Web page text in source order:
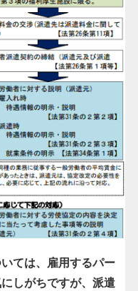
ては、雇用するパー
しがちですが、派遣